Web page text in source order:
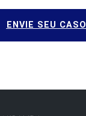
ENVIE SEU CASO